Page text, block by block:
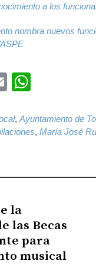
a los
nombra nuevos
Email
, Ayuntamiento de
, María José
la
las Becas
para
musical